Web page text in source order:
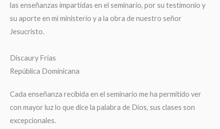
las enseñanzas impartidas en el seminario, por su testimonio y
su aporte en mi ministerio y a la obra de nuestro señor
Jesucristo.
Discaury Frias
República Dominicana
Cada enseñanza recibida en el seminario me ha permitido ver
con mayor luz lo que dice la palabra de Dios, sus clases son
excepcionales.